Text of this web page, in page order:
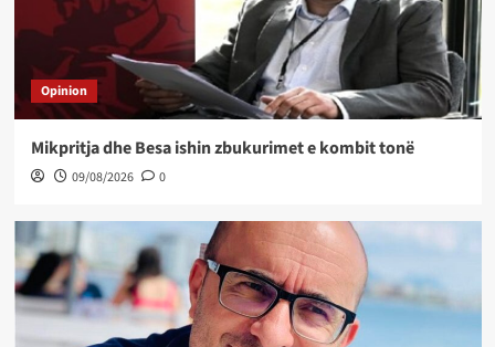
Opinion
Mikpritja dhe Besa ishin zbukurimet e kombit tonë
09/08/2026 0